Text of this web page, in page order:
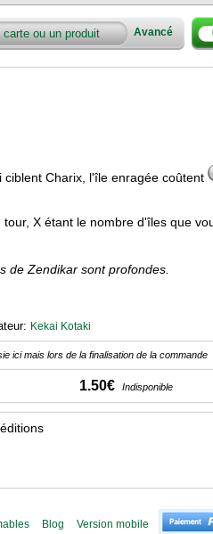
Avancé
Charix, l'île enragée coûtent
X étant le nombre d'îles que
de Zendikar sont profondes.
Kekai Kotaki
ici mais lors de la finalisation de la commande
1.50€ Indisponible
Blog Version mobile